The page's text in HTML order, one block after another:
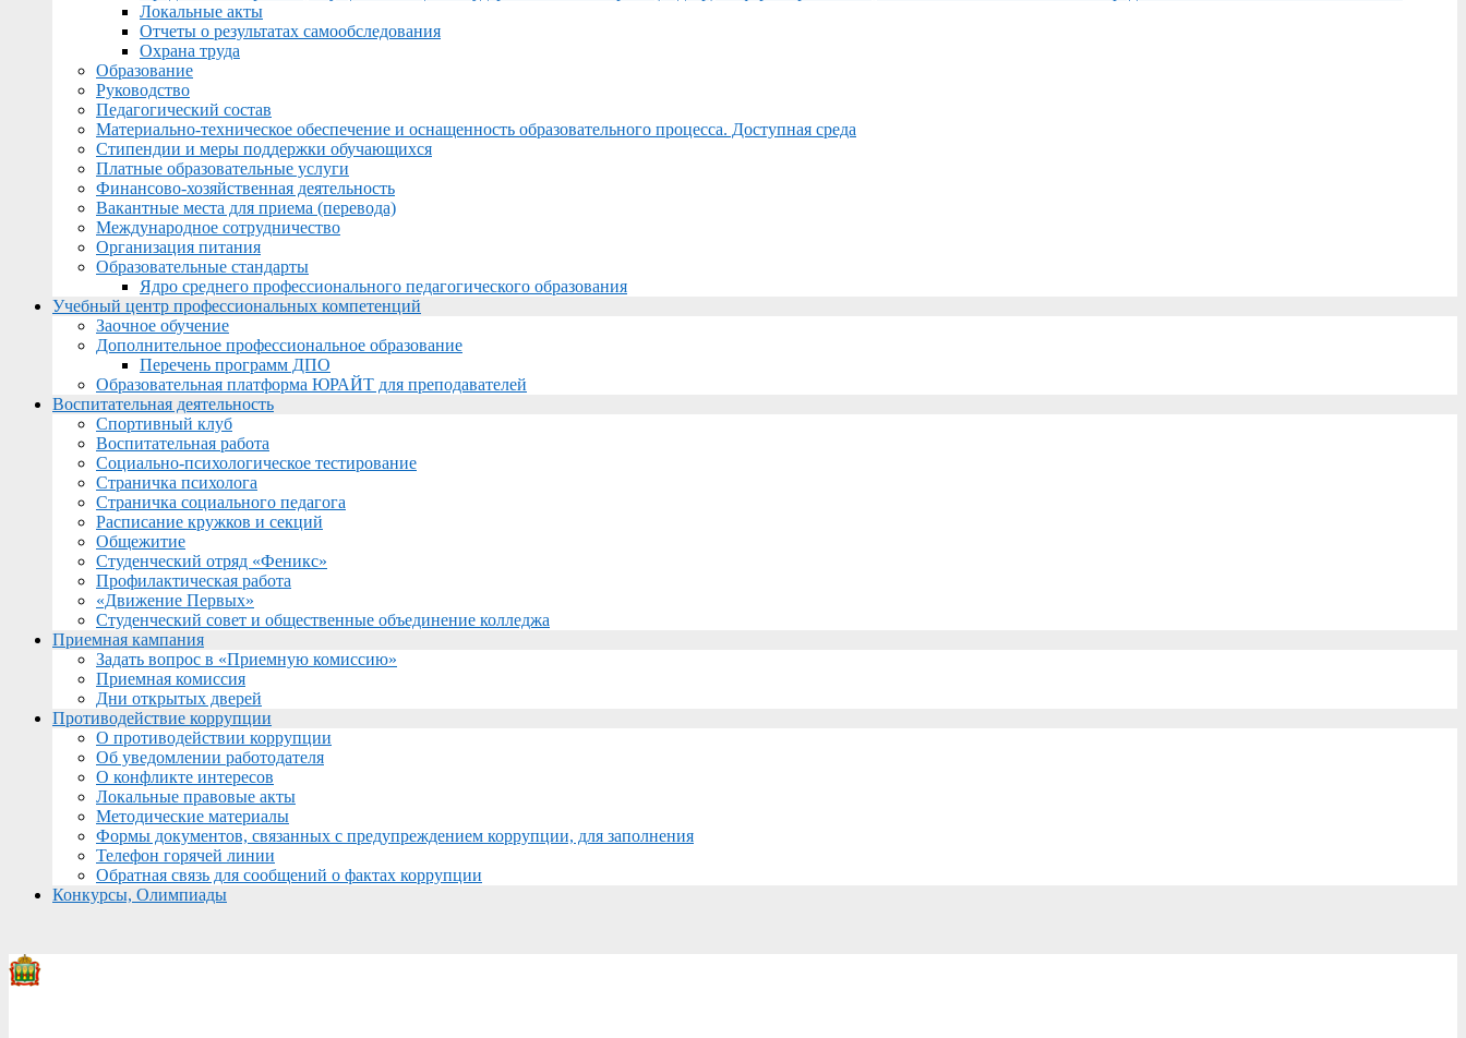
Локальные акты
Отчеты о результатах самообследования
Охрана труда
Образование
Руководство
Педагогический состав
Материально-техническое обеспечение и оснащенность образовательного процесса. Доступная среда
Стипендии и меры поддержки обучающихся
Платные образовательные услуги
Финансово-хозяйственная деятельность
Вакантные места для приема (перевода)
Международное сотрудничество
Организация питания
Образовательные стандарты
Ядро среднего профессионального педагогического образования
Учебный центр профессиональных компетенций
Заочное обучение
Дополнительное профессиональное образование
Перечень программ ДПО
Образовательная платформа ЮРАЙТ для преподавателей
Воспитательная деятельность
Спортивный клуб
Воспитательная работа
Социально-психологическое тестирование
Страничка психолога
Страничка социального педагога
Расписание кружков и секций
Общежитие
Студенческий отряд «Феникс»
Профилактическая работа
«Движение Первых»
Студенческий совет и общественные объединение колледжа
Приемная кампания
Задать вопрос в «Приемную комиссию»
Приемная комиссия
Дни открытых дверей
Противодействие коррупции
О противодействии коррупции
Об уведомлении работодателя
О конфликте интересов
Локальные правовые акты
Методические материалы
Формы документов, связанных с предупреждением коррупции, для заполнения
Телефон горячей линии
Обратная связь для сообщений о фактах коррупции
Конкурсы, Олимпиады